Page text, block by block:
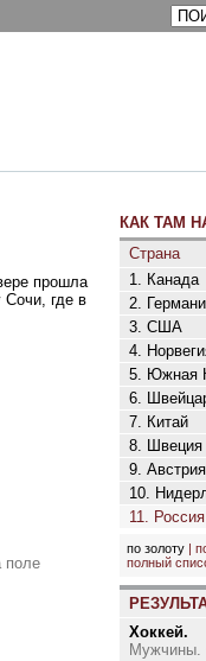
прошла
где в
поле
КАК ТАМ
Страна
1. Канада
2.
3. США
4.
5. Южная
6.
7. Китай
8. Швеция
9. Австрия
10.
11. Россия
по золоту |
полный
Хоккей.